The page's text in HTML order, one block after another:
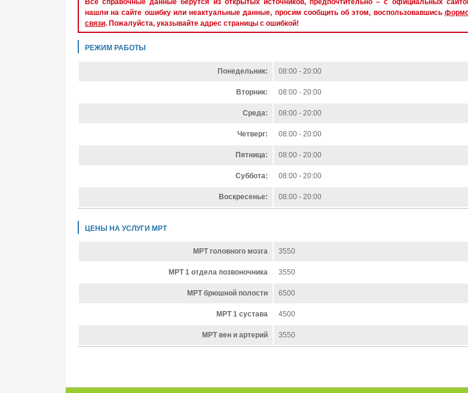
Все справочные данные берутся из открытых источников, предпочтительно – с официальных
нашли на сайте ошибку или неактуальные данные, просим сообщить об этом, воспользовавшись
связи. Пожалуйста, указывайте адрес страницы с ошибкой!
РЕЖИМ РАБОТЫ
Понедельник: 08:00 - 20:00
Вторник: 08:00 - 20:00
Среда: 08:00 - 20:00
Четверг: 08:00 - 20:00
Пятница: 08:00 - 20:00
Суббота: 08:00 - 20:00
Воскресенье: 08:00 - 20:00
ЦЕНЫ НА УСЛУГИ МРТ
МРТ головного мозга 3550
МРТ 1 отдела позвоночника 3550
МРТ брюшной полости 6500
МРТ 1 сустава 4500
МРТ вен и артерий 3550